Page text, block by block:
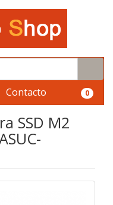
Contacto 0
SSD M2